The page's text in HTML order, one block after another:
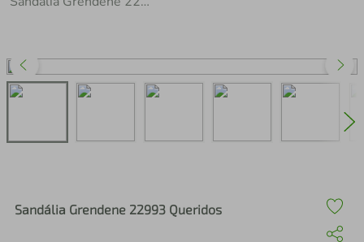
Sandália Grendene 22993 Queridos
perfume